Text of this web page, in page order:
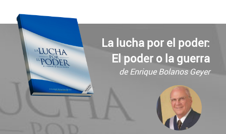
La lucha por el poder:
El poder o la guerra
de Enrique Bolanos Geyer